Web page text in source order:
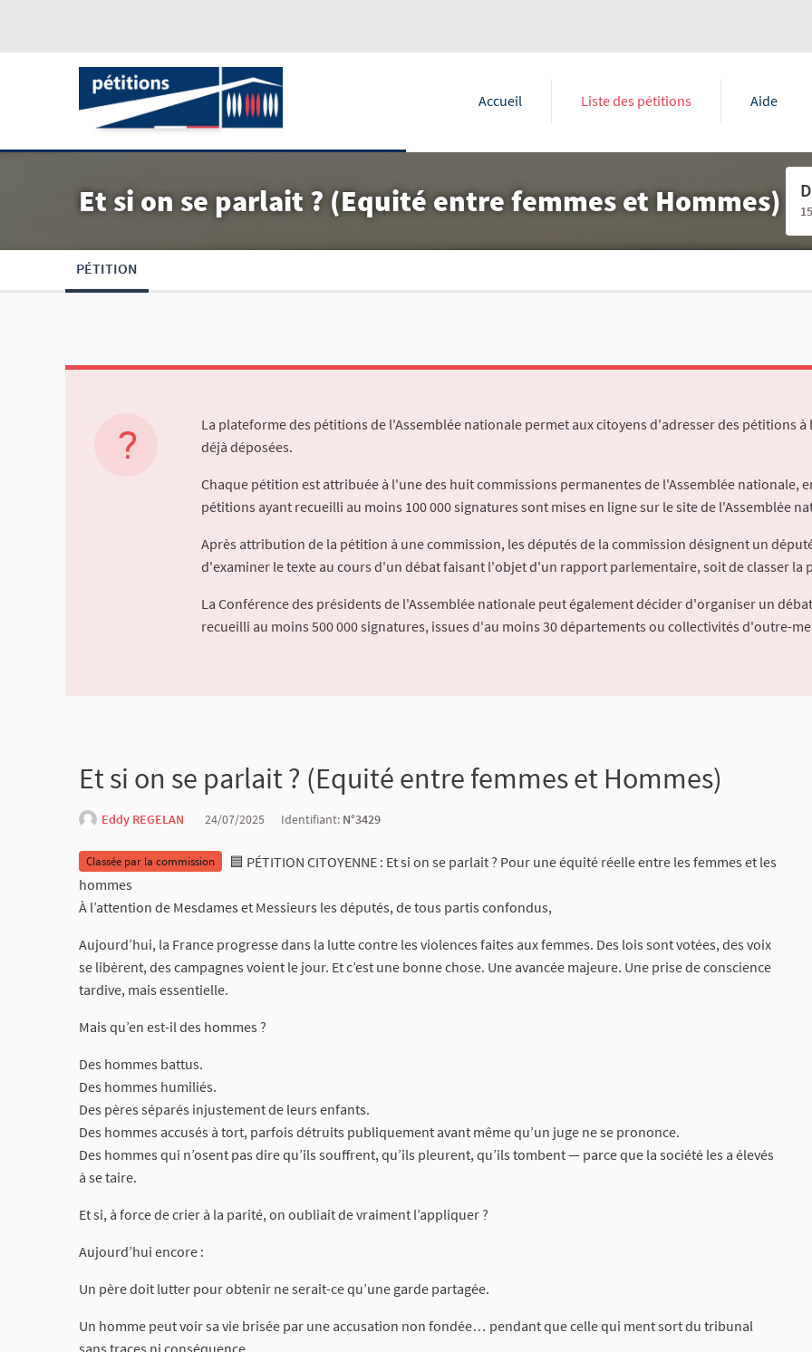
Accueil Liste des pétitions Aide
Et si on se parlait ? (Equité entre femmes et Hommes)
PÉTITION
La plateforme des pétitions de l'Assemblée nationale permet aux citoyens d'adresser des pétitions
déjà déposées.
Chaque pétition est attribuée à l'une des huit commissions permanentes de l'Assemblée nationale,
pétitions ayant recueilli au moins 100 000 signatures sont mises en ligne sur le site de l'Assemblée
Après attribution de la pétition à une commission, les députés de la commission désignent un
d'examiner le texte au cours d'un débat faisant l'objet d'un rapport parlementaire, soit de classer la
La Conférence des présidents de l'Assemblée nationale peut également décider d'organiser un
recueilli au moins 500 000 signatures, issues d'au moins 30 départements ou collectivités d'outre-
Et si on se parlait ? (Equité entre femmes et Hommes)
Eddy REGELAN 24/07/2025 Identifiant: N°3429
Classée par la commission
🟦 PÉTITION CITOYENNE : Et si on se parlait ? Pour une équité réelle entre les femmes et les
hommes
À l’attention de Mesdames et Messieurs les députés, de tous partis confondus,
Aujourd’hui, la France progresse dans la lutte contre les violences faites aux femmes. Des lois sont votées, des voix
se libèrent, des campagnes voient le jour. Et c’est une bonne chose. Une avancée majeure. Une prise de conscience
tardive, mais essentielle.
Mais qu’en est-il des hommes ?
Des hommes battus.
Des hommes humiliés.
Des pères séparés injustement de leurs enfants.
Des hommes accusés à tort, parfois détruits publiquement avant même qu’un juge ne se prononce.
Des hommes qui n’osent pas dire qu’ils souffrent, qu’ils pleurent, qu’ils tombent — parce que la société les a élevés
à se taire.
Et si, à force de crier à la parité, on oubliait de vraiment l’appliquer ?
Aujourd’hui encore :
Un père doit lutter pour obtenir ne serait-ce qu’une garde partagée.
Un homme peut voir sa vie brisée par une accusation non fondée… pendant que celle qui ment sort du tribunal
sans traces ni conséquence.